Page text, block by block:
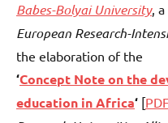
Babes-Bolyai University,
European Research-
the elaboration of the
‘Concept Note on the
education in Africa‘ [PDF